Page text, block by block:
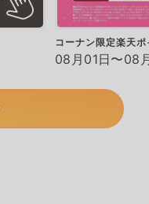
コーナン限定楽天
08月01日〜08